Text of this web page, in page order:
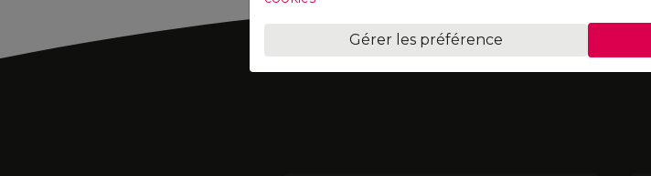
Gérer les préférence